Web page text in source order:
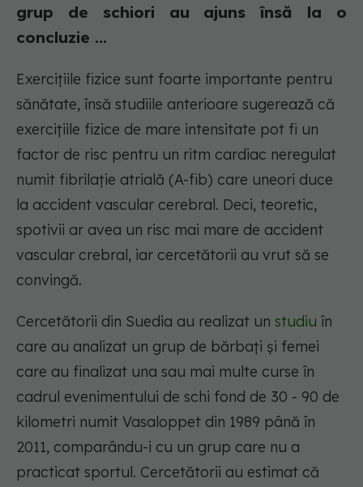
grup de schiori au ajuns însă la o
concluzie ...
Exercițiile fizice sunt foarte importante pentru
sănătate, însă studiile anterioare sugerează că
exercițiile fizice de mare intensitate pot fi un
factor de risc pentru un ritm cardiac neregulat
numit fibrilație atrială (A-fib) care uneori duce
la accident vascular cerebral. Deci, teoretic,
spotivii ar avea un risc mai mare de accident
vascular crebral, iar cercetătorii au vrut să se
convingă.
Cercetătorii din Suedia au realizat un studiu în
care au analizat un grup de bărbați și femei
care au finalizat una sau mai multe curse în
cadrul evenimentului de schi fond de 30 - 90 de
kilometri numit Vasaloppet din 1989 până în
2011, comparându-i cu un grup care nu a
practicat sportul. Cercetătorii au estimat că